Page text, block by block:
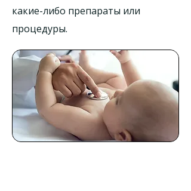
какие-либо препараты или
процедуры.